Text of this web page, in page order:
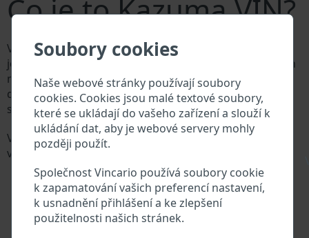
Soubory cookies
Naše webové stránky používají soubory
cookies. Cookies jsou malé textové soubory,
které se ukládají do vašeho zařízení a slouží k
ukládání dat, aby je webové servery mohly
později použít.
Společnost Vincario používá soubory cookie
k zapamatování vašich preferencí nastavení,
k usnadnění přihlášení a ke zlepšení
použitelnosti našich stránek.
Co je to Kazuma VIN?
Výrobce vozů Kazuma přiděluje každému vozidlu
jedinečné identifikační číslo zvané Vehicle Identification
number (VIN). VIN se skládá ze znaků a čísel o celkové
délce 17 znaků, do kterých ze zakódovaná základní
specifikaci vozidla.
Všechny databáze v automobilovém průmyslu
vyhledávají prostřednictvím VIN:
Databáze výrobce Kazuma
Databáze dovozců/vývozců Kazuma
Databáze prodejců Kazuma
Dodavatelé náhradních dílů a autoservisy Kazuma
Národní registr vozidel